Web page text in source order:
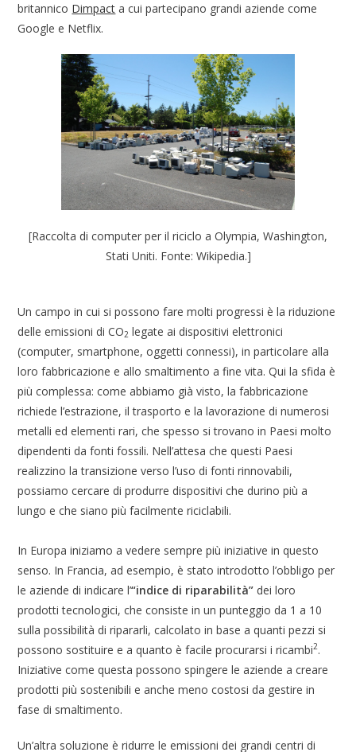
britannico Dimpact a cui partecipano grandi aziende come
Google e Netflix.
[Raccolta di computer per il riciclo a Olympia, Washington,
Stati Uniti. Fonte: Wikipedia.]
Un campo in cui si possono fare molti progressi è la riduzione
delle emissioni di CO2 legate ai dispositivi elettronici
(computer, smartphone, oggetti connessi), in particolare alla
loro fabbricazione e allo smaltimento a fine vita. Qui la sfida è
più complessa: come abbiamo già visto, la fabbricazione
richiede l’estrazione, il trasporto e la lavorazione di numerosi
metalli ed elementi rari, che spesso si trovano in Paesi molto
dipendenti da fonti fossili. Nell’attesa che questi Paesi
realizzino la transizione verso l’uso di fonti rinnovabili,
possiamo cercare di produrre dispositivi che durino più a
lungo e che siano più facilmente riciclabili.
In Europa iniziamo a vedere sempre più iniziative in questo
senso. In Francia, ad esempio, è stato introdotto l’obbligo per
le aziende di indicare l’“indice di riparabilità” dei loro
prodotti tecnologici, che consiste in un punteggio da 1 a 10
sulla possibilità di ripararli, calcolato in base a quanti pezzi si
possono sostituire e a quanto è facile procurarsi i ricambi2.
Iniziative come questa possono spingere le aziende a creare
prodotti più sostenibili e anche meno costosi da gestire in
fase di smaltimento.
Un’altra soluzione è ridurre le emissioni dei grandi centri di